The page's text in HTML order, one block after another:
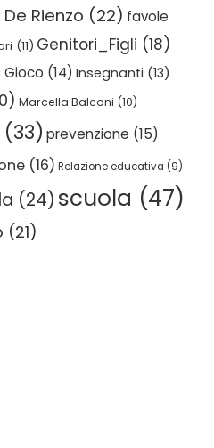
Rienzo (22) favole
(11) Genitori_Figli (18)
Gioco (14) Insegnanti (13)
Marcella Balconi (10)
(33) prevenzione (15)
(16) Relazione educativa (9)
(24) scuola (47)
(21)